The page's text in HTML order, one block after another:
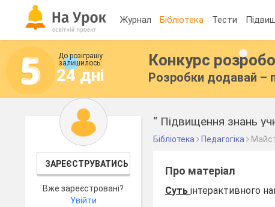
Журнал Бібліотека Тести
До розіграшу
залишилось:
24 дні
Конкурс
Розробки додавай –
ЗАРЕЄСТРУВАТИСЬ
Вже зареєстровані?
Увійти
“ Підвищення знань
Бібліотека Педагогіка
Про матеріал
Сутьінтерактивного